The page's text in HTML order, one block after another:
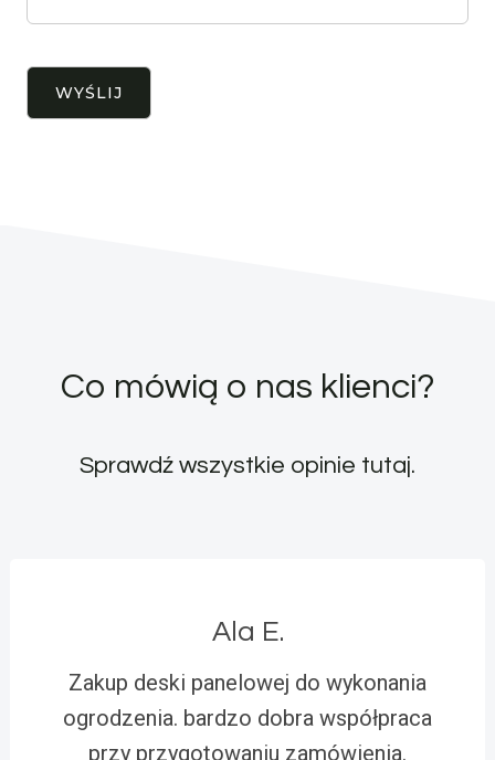
Co mówią o nas klienci?
Sprawdź wszystkie opinie tutaj.
Ala E.
Zakup deski panelowej do wykonania
ogrodzenia. bardzo dobra współpraca
przy przygotowaniu zamówienia.